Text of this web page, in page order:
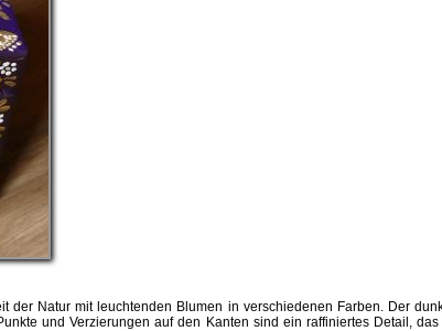
Natur mit leuchtenden Blumen in verschiedenen Farben. Der
und Verzierungen auf den Kanten sind ein raffiniertes Detail,